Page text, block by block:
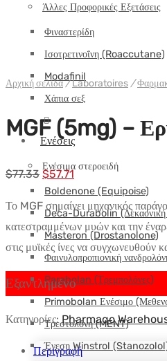
Άλλες Προφορικές Εξετάσεις
Φιναστερίδη
Ισοτρετινοΐνη (Roaccutane)
Modafinil
Χάπια σεξ
Ενέσεις
Ενέσιμα στεροειδή
Boldenone (Equipoise)
Deca-Durabolin (Δεκαονική
Masteron (Drostanolone)
Φαινυλοπροπιονική
Parabolan (Τρεμπολόνες)
Primobolan Ενέσιμο
Τρεστολόνη (MENT)
Ένεση Winstrol
Αρχική σελίδα/Laboratoires /
MGF (5mg) –
$77.33 Αρχική
τιμή:
$77.33.
$57.71Η
τρέχουσα
τιμή
είναι:
$57.71.
Το MGF σημαίνει μηχανικός
κατεστραμμένων μυών και την
στις μυϊκές ίνες να συγχωνευθούν
Εξαντλημένο
Κατηγορίες:Pharmaqo
Περιγραφή